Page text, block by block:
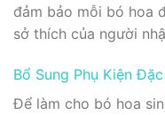
đảm bảo mỗi bó hoa
sở thích của người
Bổ Sung Phụ Kiện
Để làm cho bó hoa